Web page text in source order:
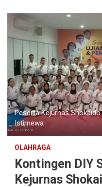
Peserta Kejurnas
Istimewa
OLAHRAGA
Kontingen DIY
Kejurnas